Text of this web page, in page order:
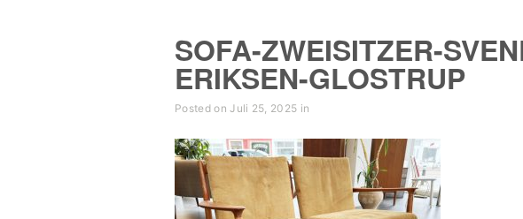
SOFA-ZWEISITZER-
ERIKSEN-GLOSTRUP
Posted on Juli 25, 2025 in